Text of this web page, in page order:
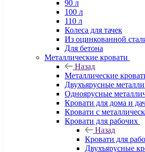
90 л
100 л
110 л
Колеса для тачек
Из оцинкованной
Для бетона
Металлические кровати
Назад
Металлические
Двухъярусные
Одноярусные
Кровати для дома и
Кровати с
Кровати для рабочих
Назад
Кровати для
Двухъярусные